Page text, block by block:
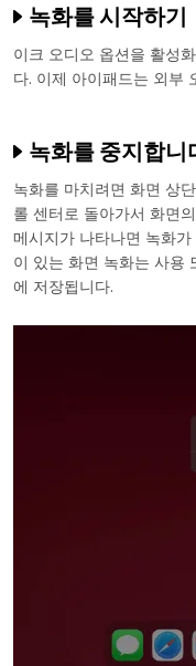
녹화를 시작하기
이크 오디오 옵션을 활성
다. 이제 아이패드는 외부
녹화를 중지합니
녹화를 마치려면 화면 상
롤 센터로 돌아가서 화면
메시지가 나타나면 녹화
이 있는 화면 녹화는 사용
에 저장됩니다.